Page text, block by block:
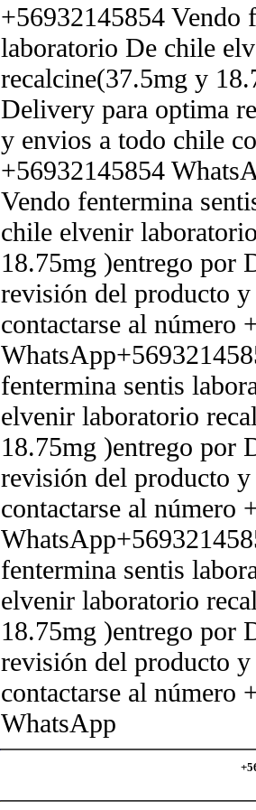
+56932145854 Vendo
laboratorio De chile
recalcine(37.5mg y
Delivery para optima
y envios a todo chile
+56932145854
Vendo fentermina
chile elvenir
18.75mg )entrego por
revisión del producto
contactarse al número
fentermina sentis
elvenir laboratorio
18.75mg )entrego por
revisión del producto
contactarse al número
fentermina sentis
elvenir laboratorio
18.75mg )entrego por
revisión del producto
contactarse al número
WhatsApp